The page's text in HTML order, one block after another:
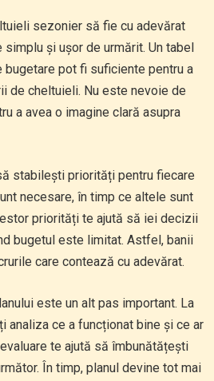
sezonier să fie cu adevărat
și ușor de urmărit. Un tabel
bugetare pot fi suficiente pentru a
de cheltuieli. Nu este nevoie de
a avea o imagine clară asupra
stabilești priorități pentru fiecare
necesare, în timp ce altele sunt
priorități te ajută să iei decizii
bugetul este limitat. Astfel, banii
care contează cu adevărat.
este un alt pas important. La
analiza ce a funcționat bine și ce ar
te ajută să îmbunătățești
În timp, planul devine tot mai